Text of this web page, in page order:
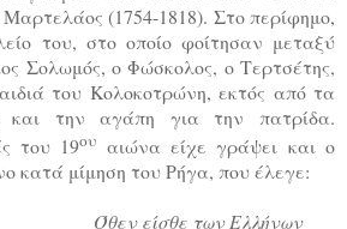
(1754-1818). Στο περίφημο,
του, στο οποίο φοίτησαν μεταξύ
Σολωμός, ο Φώσκολος, ο Τερτσέτης,
του Κολοκοτρώνη, εκτός από τα
και την αγάπη για την πατρίδα.
του 19ου αιώνα είχε γράψει και ο
κατά μίμηση του Ρήγα, που έλεγε:
των Ελλήνων